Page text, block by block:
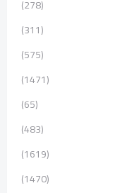
(278)
(311)
(575)
(1471)
(65)
(483)
(1619)
(1470)